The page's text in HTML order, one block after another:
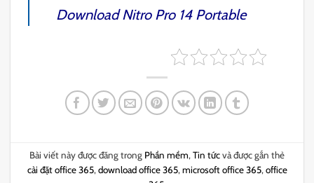
DownloadNitro Pro 14Portable
Bài viết này được đăng trong Phần mềm, Tin tứcvà được gắn thẻ
cài đặt office 365, download office 365, microsoft office 365, office